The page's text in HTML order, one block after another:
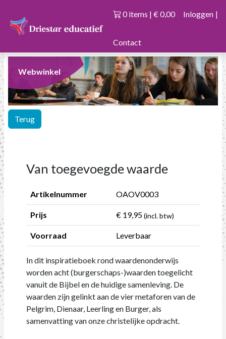
0 items | € 0,00 Inloggen |
Contact
Webwinkel
Terug
Van toegevoegde waarde
Artikelnummer OAOV0003
Prijs € 19,95(incl. btw)
Voorraad Leverbaar
In dit inspiratieboek rond waardenonderwijs
worden acht (burgerschaps-)waarden toegelicht
vanuit de Bijbel en de huidige samenleving. De
waarden zijn gelinkt aan de vier metaforen van de
Pelgrim, Dienaar, Leerling en Burger, als
samenvatting van onze christelijke opdracht.